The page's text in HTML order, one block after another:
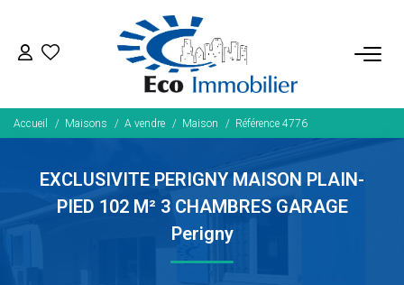
ACHETER
Tous Nos Biens
LOUER
Accueil Maisons A vendre Maison Référence 4776
EXCLUSIVITE PERIGNY MAISON PLAIN-
PIED 102 M² 3 CHAMBRES GARAGE
Perigny